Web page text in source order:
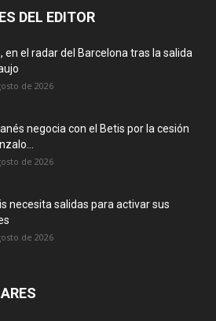
DEL EDITOR
en el radar del Barcelona tras la salida
de 2026
negocia con el Betis por la cesión
de 2026
necesita salidas para activar sus
de 2026